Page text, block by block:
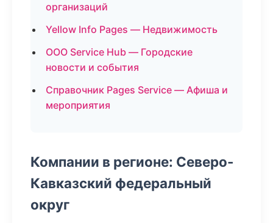
организаций
Yellow Info Pages — Недвижимость
ООО Service Hub — Городские
новости и события
Справочник Pages Service — Афиша и
мероприятия
Компании в регионе: Северо-
Кавказский федеральный
округ